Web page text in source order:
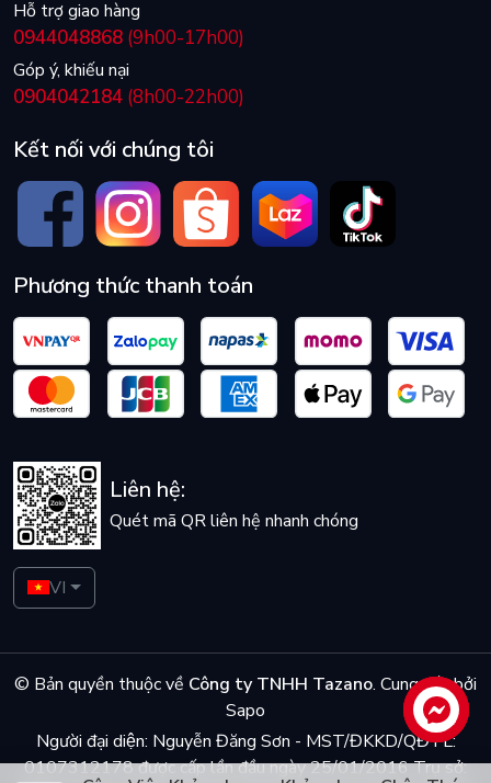
Hỗ trợ giao hàng
0944048868 (9h00-17h00)
Góp ý, khiếu nại
0904042184 (8h00-22h00)
Kết nối với chúng tôi
Phương thức thanh toán
Liên hệ:
Quét mã QR liên hệ nhanh chóng
VI
© Bản quyền thuộc về Công ty TNHH Tazano. Cung cấp bởi
Sapo
Người đại diện: Nguyễn Đăng Sơn - MST/ĐKKD/QĐTL:
0107312178 được cấp lần đầu ngày 25/01/2016 Trụ sở:
Liên hệ